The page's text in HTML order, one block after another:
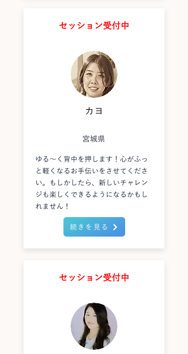
セッション受付中
カヨ
宮城県
ゆる〜く背中を押します！心がふっ
と軽くなるお手伝いをさせてくださ
い。もしかしたら、新しいチャレン
ジも楽しくできるようになるかもし
れません！
続きを見る
セッション受付中